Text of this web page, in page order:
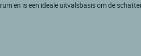
en is een ideale uitvalsbasis om de